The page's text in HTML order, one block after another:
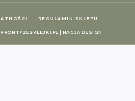
| NACJA DESIGN
REGULAMIN SKLEPU